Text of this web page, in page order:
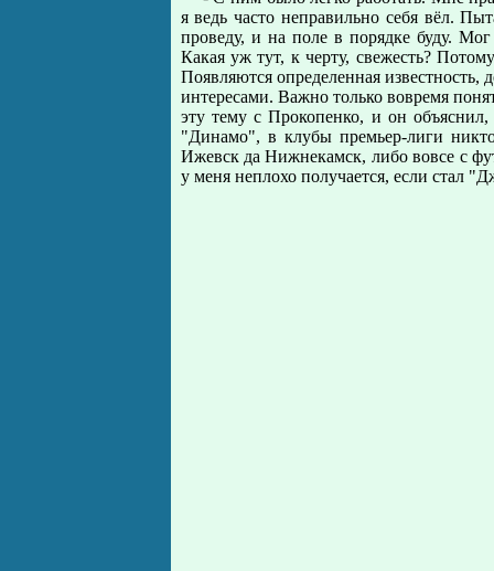
я ведь часто неправильно себя вёл.
проведу, и на поле в порядке буду.
Какая уж тут, к черту, свежесть?
Появляются определенная
интересами. Важно только вовремя
эту тему с Прокопенко, и он объяснил,
"Динамо", в клубы премьер-лиги
Ижевск да Нижнекамск, либо вовсе с
у меня неплохо получается, если стал